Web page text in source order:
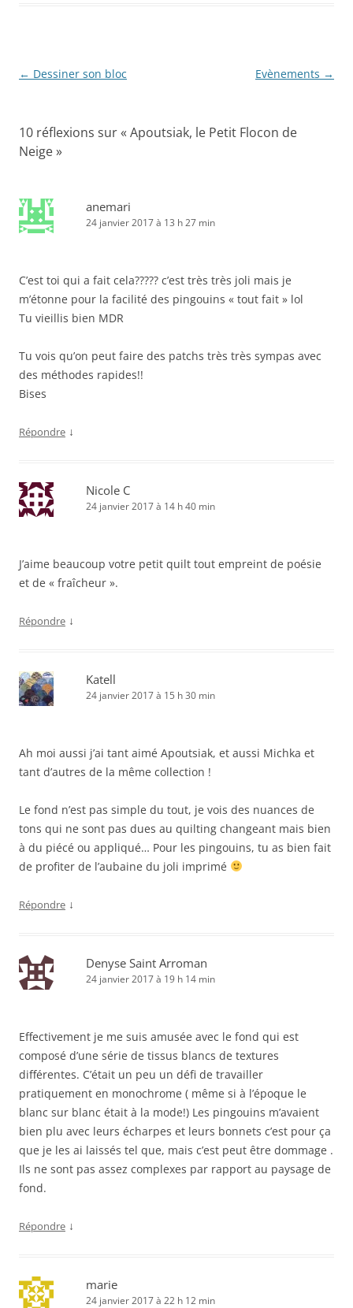
Navigation
← Dessiner son bloc Evènements →
10 réflexions sur « Apoutsiak, le Petit Flocon de
Neige»
anemari
24 janvier 2017 à 13 h 27 min
C’est toi qui a fait cela????? c’est très très joli mais je
m’étonne pour la facilité des pingouins « tout fait » lol
Tu vieillis bien MDR
Tu vois qu’on peut faire des patchs très très sympas avec
des méthodes rapides!!
Bises
Répondre ↓
Nicole C
24 janvier 2017 à 14 h 40 min
J’aime beaucoup votre petit quilt tout empreint de poésie
et de « fraîcheur ».
Répondre ↓
Katell
24 janvier 2017 à 15 h 30 min
Ah moi aussi j’ai tant aimé Apoutsiak, et aussi Michka et
tant d’autres de la même collection !
Le fond n’est pas simple du tout, je vois des nuances de
tons qui ne sont pas dues au quilting changeant mais bien
à du piécé ou appliqué… Pour les pingouins, tu as bien fait
de profiter de l’aubaine du joli imprimé
Répondre ↓
Denyse Saint Arroman
24 janvier 2017 à 19 h 14 min
Effectivement je me suis amusée avec le fond qui est
composé d’une série de tissus blancs de textures
différentes. C’était un peu un défi de travailler
pratiquement en monochrome ( même si à l’époque le
blanc sur blanc était à la mode!) Les pingouins m’avaient
bien plu avec leurs écharpes et leurs bonnets c’est pour ça
que je les ai laissés tel que, mais c’est peut être dommage .
Ils ne sont pas assez complexes par rapport au paysage de
fond.
Répondre ↓
marie
24 janvier 2017 à 22 h 12 min